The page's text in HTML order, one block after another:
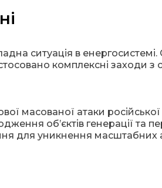
ситуація в
комплексні заходи
масованої атаки російської
об’єктів генерації та
для уникнення масштабних